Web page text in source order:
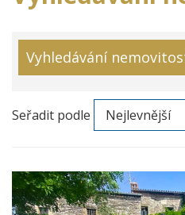
Vyhledávání
Seřadit podle